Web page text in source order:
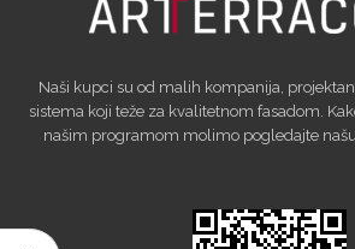
Naši kupci su od malih kompanija,
sistema koji teže za kvalitetnom fasadom.
našim programom molimo pogledajte